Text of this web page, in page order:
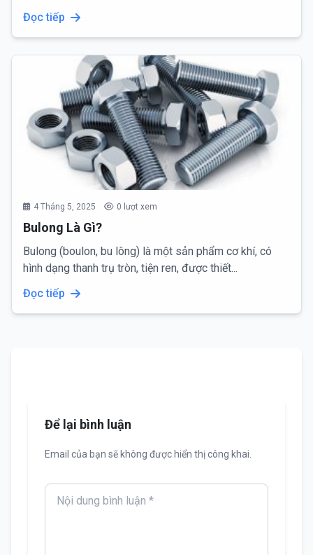
Đọc tiếp
4 Tháng 5, 2025 0 lượt xem
Bulong Là Gì?
Bulong (boulon, bu lông) là một sản phẩm cơ khí, có
hình dạng thanh trụ tròn, tiện ren, được thiết...
Đọc tiếp
Để lại bình luận
Email của bạn sẽ không được hiển thị công khai.